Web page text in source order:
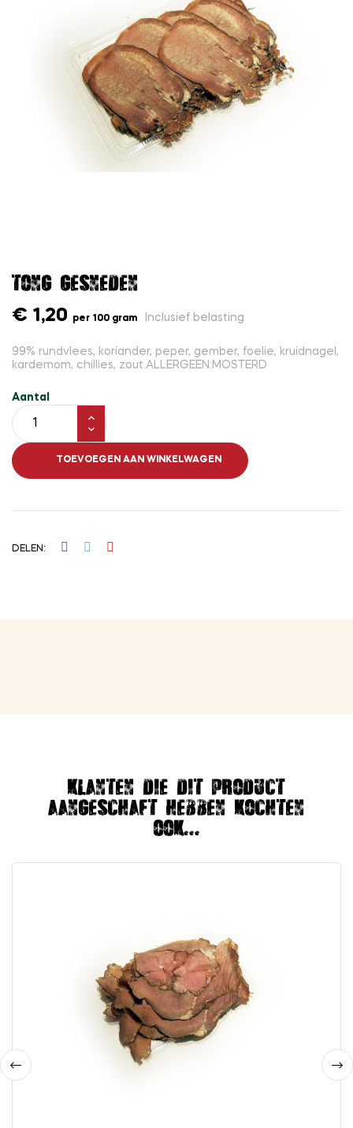
Tong gesneden
€ 1,20 per 100 gram Inclusief belasting
99% rundvlees, koriander, peper, gember, foelie, kruidnagel,
kardemom, chillies, zout.ALLERGEEN:MOSTERD
Aantal
TOEVOEGEN AAN WINKELWAGEN
DELEN
Klanten die dit product
aangeschaft hebben kochten
ook...